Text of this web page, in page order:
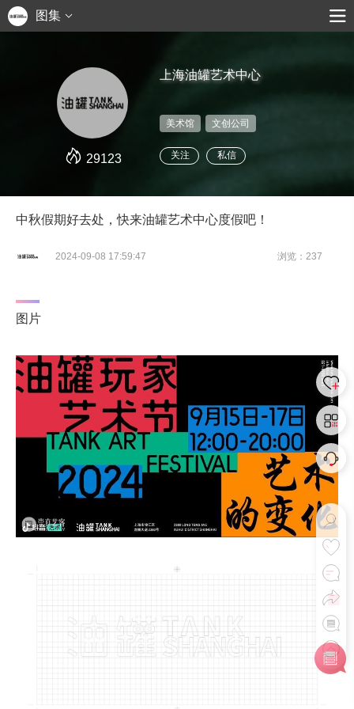
图集
29123
上海油罐艺术中心
美术馆 文创公司
关注 私信
中秋假期好去处，快来油罐艺术中心度假吧！
2024-09-08 17:59:47 浏览：237
图片